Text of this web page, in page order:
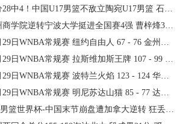
4！中国U17男篮不敌立陶宛U17男篮 石洺豪18分
逆转宁波大学挺进全国赛4强 曹梓烽33+8 周乾14+13
WNBA常规赛 纽约自由人 67 - 76 金州女武神 集锦
常规赛 拉斯维加斯王牌 107 - 99 芝加哥天空 集锦
常规赛 波特兰火焰 123 - 124 华盛顿神秘人 集锦
WNBA常规赛 明尼苏达山猫 85 - 77 达拉斯飞翼 集锦
世界杯-中国末节崩盘遭加拿大逆转 狂丢40个后场篮板